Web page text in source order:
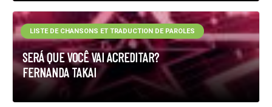
SERÁ QUE VOCÊ VAI ACREDITAR?
FERNANDA TAKAI
LISTE DE CHANSONS ET TRADUCTION DE PAROLES